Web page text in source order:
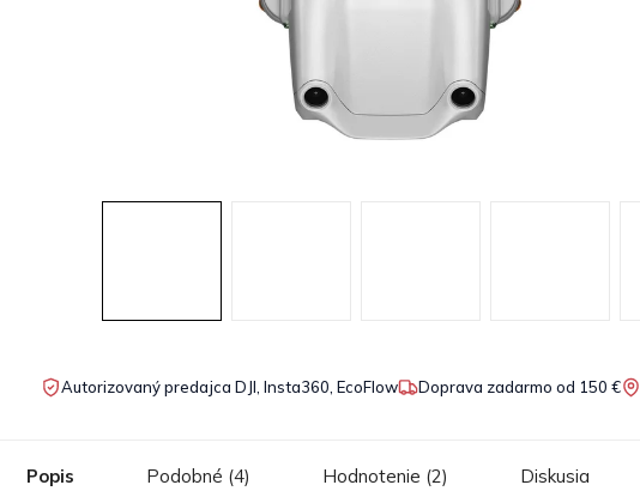
Autorizovaný predajca DJI, Insta360, EcoFlow Doprava zadarmo od 150 €
Popis Podobné (4) Hodnotenie (2) Diskusia